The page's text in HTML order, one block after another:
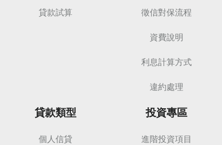
貸款試算 徵信對保流程
資費說明
利息計算方式
違約處理
貸款類型
個人信貸
投資專區
進階投資項目